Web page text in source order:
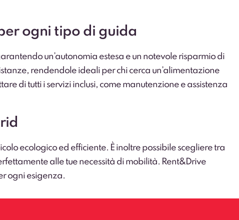
ogni tipo di guida
un’autonomia estesa e un notevole risparmio di
rendendole ideali per chi cerca un’alimentazione
di tutti i servizi inclusi, come manutenzione e assistenza
ecologico ed efficiente. È inoltre possibile scegliere tra
alle tue necessità di mobilità. Rent&Drive
ogni esigenza.